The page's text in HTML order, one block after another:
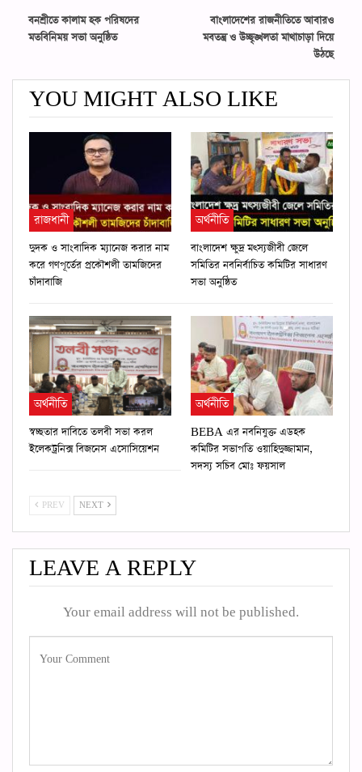
বনশ্রীতে কালাম হক পরিষদের
মতবিনিময় সভা অনুষ্ঠিত
বাংলাদেশের রাজনীতিতে আবারও
মবতন্ত্র ও উচ্ছৃঙ্খলতা মাথাচাড়া দিয়ে
উঠছে
YOU MIGHT ALSO LIKE
রাজধানী
দুদক ও সাংবাদিক ম্যানেজ করার নাম
করে গণপূর্তের প্রকৌশলী তামজিদের
চাঁদাবাজি
অর্থনীতি
বাংলাদেশ ক্ষুদ্র মৎস্যজীবী জেলে
সমিতির নবনির্বাচিত কমিটির সাধারণ
সভা অনুষ্ঠিত
অর্থনীতি
স্বচ্ছতার দাবিতে তলবী সভা করল
ইলেকট্রনিক্স বিজনেস এসোসিয়েশন
অর্থনীতি
BEBA এর নবনিযুক্ত এডহক
কমিটির সভাপতি ওয়াহিদুজ্জামান,
সদস্য সচিব মোঃ ফয়সাল
PREV NEXT
LEAVE A REPLY
Your email address will not be published.